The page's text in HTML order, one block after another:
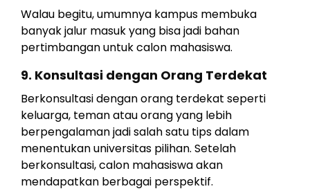
Walau begitu, umumnya kampus membuka
banyak jalur masuk yang bisa jadi bahan
pertimbangan untuk calon mahasiswa.
9. Konsultasi dengan Orang Terdekat
Berkonsultasi dengan orang terdekat seperti
keluarga, teman atau orang yang lebih
berpengalaman jadi salah satu tips dalam
menentukan universitas pilihan. Setelah
berkonsultasi, calon mahasiswa akan
mendapatkan berbagai perspektif.